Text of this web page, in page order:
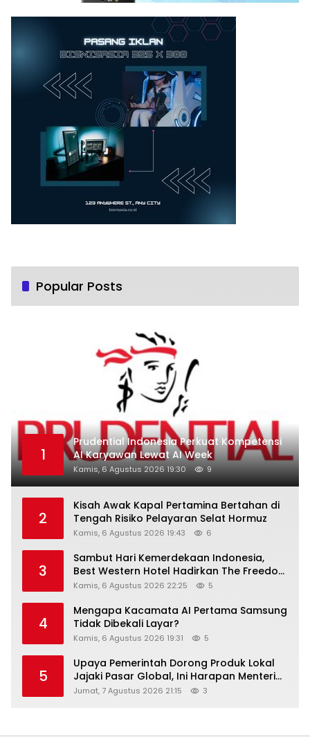
Popular Posts
1
Prudential Indonesia Perkuat Kompetensi
AI Karyawan Lewat AI Week
Kamis, 6 Agustus 2026 19:30 9
2
Kisah Awak Kapal Pertamina Bertahan di
Tengah Risiko Pelayaran Selat Hormuz
Kamis, 6 Agustus 2026 19:43 6
3
Sambut Hari Kemerdekaan Indonesia,
Best Western Hotel Hadirkan The Freedom
Stay Diskon Hingga 45%
Kamis, 6 Agustus 2026 22:25 5
4
Mengapa Kacamata AI Pertama Samsung
Tidak Dibekali Layar?
Kamis, 6 Agustus 2026 19:31 5
5
Upaya Pemerintah Dorong Produk Lokal
Jajaki Pasar Global, Ini Harapan Menteri
Perindustrian RI Lewat ILT dan IGT Expo
Jumat, 7 Agustus 2026 21:15 3